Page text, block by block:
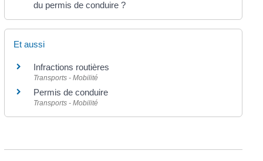
du permis de conduire ?
Et aussi
Infractions routières
Transports - Mobilité
Permis de conduire
Transports - Mobilité